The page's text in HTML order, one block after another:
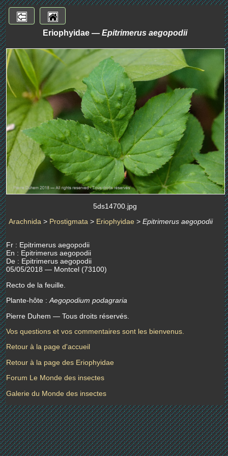
Eriophyidae — Epitrimerus aegopodii
5ds14700.jpg
Arachnida > Prostigmata > Eriophyidae > Epitrimerus aegopodii
Fr : Epitrimerus aegopodii
En : Epitrimerus aegopodii
De : Epitrimerus aegopodii
05/05/2018 — Montcel (73100)
Recto de la feuille.
Plante-hôte :Aegopodium podagraria
Pierre Duhem — Tous droits réservés.
Vos questions et vos commentaires sont les bienvenus.
Retour à la page d'accueil
Retour à la page des Eriophyidae
Forum Le Monde des insectes
Galerie du Monde des insectes